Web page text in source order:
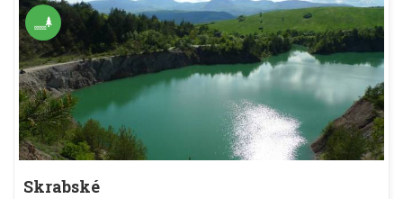
Skrabské